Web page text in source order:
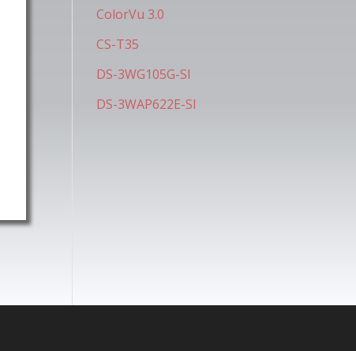
ColorVu 3.0
CS-T35
DS-3WG105G-SI
DS-3WAP622E-SI